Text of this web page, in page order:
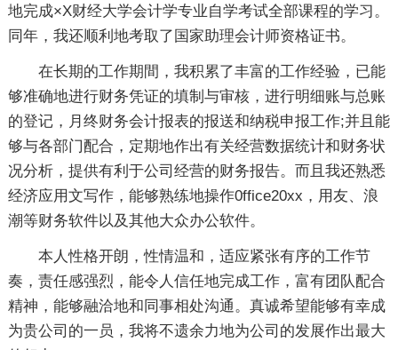
地完成×X财经大学会计学专业自学考试全部课程的学习。
同年，我还顺利地考取了国家助理会计师资格证书。
在长期的工作期間，我积累了丰富的工作经验，已能
够准确地进行财务凭证的填制与审核，进行明细账与总账
的登记，月终财务会计报表的报送和纳税申报工作;并且能
够与各部门配合，定期地作出有关经营数据统计和财务状
况分析，提供有利于公司经营的财务报告。而且我还熟悉
经济应用文写作，能够熟练地操作0ffice20xx，用友、浪
潮等财务软件以及其他大众办公软件。
本人性格开朗，性情温和，适应紧张有序的工作节
奏，责任感强烈，能令人信任地完成工作，富有团队配合
精神，能够融洽地和同事相处沟通。真诚希望能够有幸成
为贵公司的一员，我将不遗余力地为公司的发展作出最大